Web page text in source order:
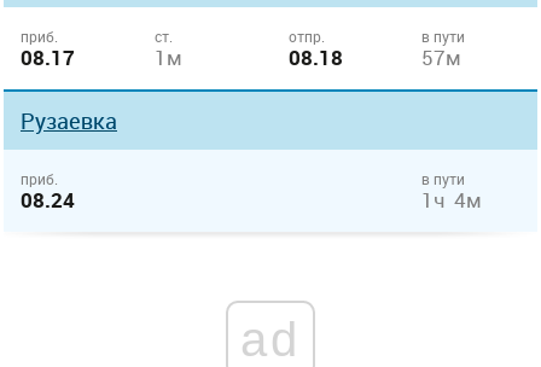
приб.
08.17
ст.
1м
отпр.
08.18
в пути
57м
Рузаевка
приб.
08.24
в пути
1ч 4м
ad